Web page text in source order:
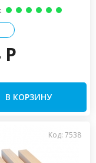
В КОРЗИНУ
Код: 7538